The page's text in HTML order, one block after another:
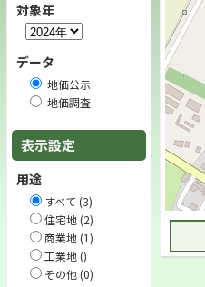
対象年
データ
地価公示
地価調査
表示設定
用途
すべて (3)
住宅地 (2)
商業地 (1)
工業地 ()
その他 (0)